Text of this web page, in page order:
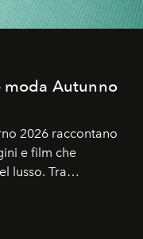
moda Autunno
2026 raccontano
e film che
lusso. Tra
le maison